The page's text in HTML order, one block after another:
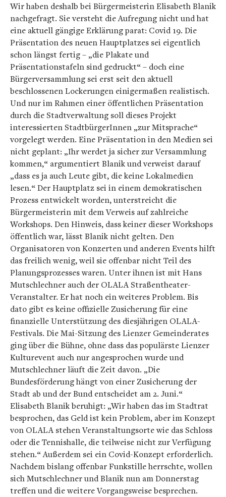
Wir haben deshalb bei Bürgermeisterin Elisabeth Blanik
nachgefragt. Sie versteht die Aufregung nicht und hat
eine aktuell gängige Erklärung parat: Covid 19. Die
Präsentation des neuen Hauptplatzes sei eigentlich
schon längst fertig – „die Plakate und
Präsentationstafeln sind gedruckt“ – doch eine
Bürgerversammlung sei erst seit den aktuell
beschlossenen Lockerungen einigermaßen realistisch.
Und nur im Rahmen einer öffentlichen Präsentation
durch die Stadtverwaltung soll dieses Projekt
interessierten StadtbürgerInnen „zur Mitsprache“
vorgelegt werden. Eine Präsentation in den Medien sei
nicht geplant: „Ihr werdet ja sicher zur Versammlung
kommen,“ argumentiert Blanik und verweist darauf
„dass es ja auch Leute gibt, die keine Lokalmedien
lesen.“ Der Hauptplatz sei in einem demokratischen
Prozess entwickelt worden, unterstreicht die
Bürgermeisterin mit dem Verweis auf zahlreiche
Workshops. Den Hinweis, dass keiner dieser Workshops
öffentlich war, lässt Blanik nicht gelten. Den
Organisatoren von Konzerten und anderen Events hilft
das freilich wenig, weil sie offenbar nicht Teil des
Planungsprozesses waren. Unter ihnen ist mit Hans
Mutschlechner auch der OLALA Straßentheater-
Veranstalter. Er hat noch ein weiteres Problem. Bis
dato gibt es keine offizielle Zusicherung für eine
finanzielle Unterstützung des diesjährigen OLALA-
Festivals. Die Mai-Sitzung des Lienzer Gemeinderates
ging über die Bühne, ohne dass das populärste Lienzer
Kulturevent auch nur angesprochen wurde und
Mutschlechner läuft die Zeit davon. „Die
Bundesförderung hängt von einer Zusicherung der
Stadt ab und der Bund entscheidet am 2. Juni.“
Elisabeth Blanik beruhigt: „Wir haben das im Stadtrat
besprochen, das Geld ist kein Problem, aber im Konzept
von OLALA stehen Veranstaltungsorte wie das Schloss
oder die Tennishalle, die teilweise nicht zur Verfügung
stehen.“ Außerdem sei ein Covid-Konzept erforderlich.
Nachdem bislang offenbar Funkstille herrschte, wollen
sich Mutschlechner und Blanik nun am Donnerstag
treffen und die weitere Vorgangsweise besprechen.